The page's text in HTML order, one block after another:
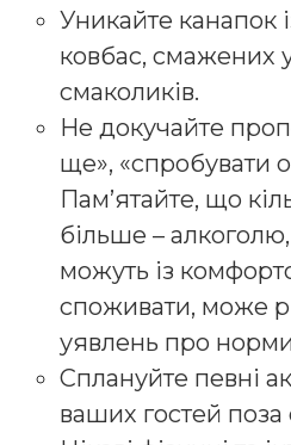
Уникайте канапок
ковбас, смажених
смаколиків.
Не докучайте
ще», «спробувати
Памʼятайте, що
більше – алкоголю,
можуть із
споживати, може
уявлень про
Сплануйте певні
ваших гостей поза